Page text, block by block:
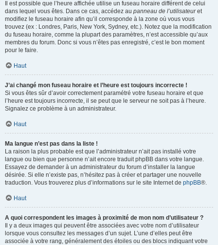
Il est possible que l’heure affichée utilise un fuseau horaire différent de celui
dans lequel vous êtes. Dans ce cas, accédez au panneau de l’utilisateuret
modifiez le fuseau horaire afin qu’il corresponde à la zone où vous vous
trouvez (ex : Londres, Paris, New York, Sydney, etc.). Notez que la modification
du fuseau horaire, comme la plupart des paramètres, n’est accessible qu’aux
membres du forum. Donc si vous n’êtes pas enregistré, c’est le bon moment
pour le faire.
Haut
J’ai changé mon fuseau horaire et l’heure est toujours incorrecte !
Si vous êtes sûr d’avoir correctement paramétré votre fuseau horaire et que
l’heure est toujours incorrecte, il se peut que le serveur ne soit pas à l’heure.
Signalez ce problème à un administrateur.
Haut
Ma langue n’est pas dans la liste !
La raison la plus probable est que l’administrateur n’ait pas installé votre
langue ou bien que personne n’ait encore traduit phpBB dans votre langue.
Essayez de demander à un administrateur du forum d’installer la langue
désirée. Si elle n’existe pas, n’hésitez pas à créer et partager une nouvelle
traduction. Vous trouverez plus d’informations sur le site Internet de phpBB®.
Haut
A quoi correspondent les images à proximité de mon nom d’utilisateur ?
Il y a deux images qui peuvent être associées avec votre nom d’utilisateur
lorsque vous consultez les messages d’un sujet. L’une d’elles peut être
associée à votre rang, généralement des étoiles ou des blocs indiquant votre